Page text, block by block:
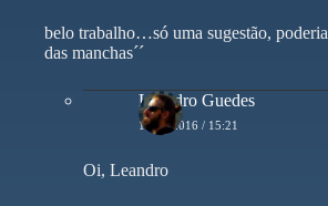
belo trabalho…só uma sugestão, poderia
das manchas´´
Leandro Guedes
15/06/2016 / 15:21
Oi, Leandro